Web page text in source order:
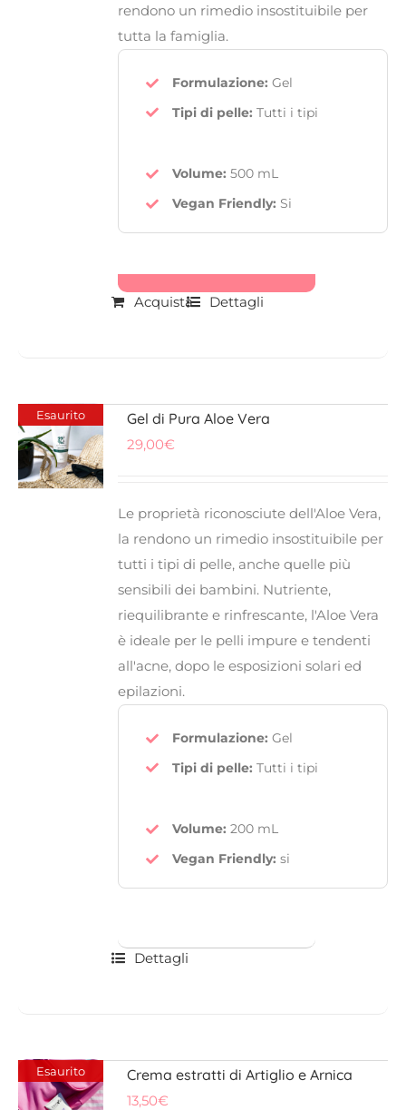
rendono un rimedio insostituibile per
tutta la famiglia.
Formulazione: Gel
Tipi di pelle: Tutti i tipi
Volume: 500 mL
Vegan Friendly: Si
Acquista Dettagli
Esaurito Gel di Pura Aloe Vera
29,00€
Le proprietà riconosciute dell'Aloe Vera,
la rendono un rimedio insostituibile per
tutti i tipi di pelle, anche quelle più
sensibili dei bambini. Nutriente,
riequilibrante e rinfrescante, l'Aloe Vera
è ideale per le pelli impure e tendenti
all'acne, dopo le esposizioni solari ed
epilazioni.
Formulazione: Gel
Tipi di pelle: Tutti i tipi
Volume: 200 mL
Vegan Friendly: si
Dettagli
Esaurito Crema estratti di Artiglio e Arnica
13,50€